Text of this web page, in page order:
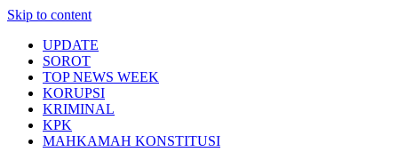
Skip to content
UPDATE
SOROT
TOP NEWS WEEK
KORUPSI
KRIMINAL
KPK
MAHKAMAH KONSTITUSI